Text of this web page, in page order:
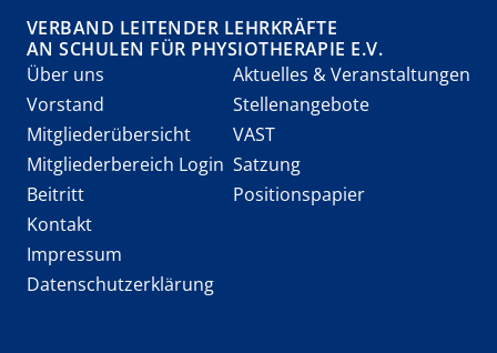
VERBAND LEITENDER LEHRKRÄFTE
AN SCHULEN FÜR PHYSIOTHERAPIE E.V.
Über uns
Vorstand
Mitgliederübersicht
Mitgliederbereich Login
Beitritt
Aktuelles & Veranstaltungen
Stellenangebote
VAST
Satzung
Positionspapier
Kontakt
Impressum
Datenschutzerklärung